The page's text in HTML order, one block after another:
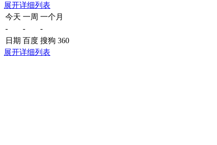
展开详细列表
今天 一周 一个月
-
-
-
日期 百度 搜狗 360
展开详细列表